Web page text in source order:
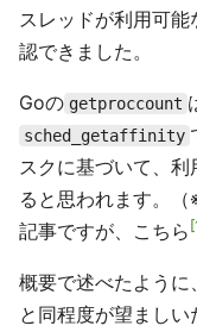
スレッドが利用可
認できました。
Goの getproccount
sched_getaffinity
スクに基づいて、
ると思われます。
記事ですが、こちら
概要で述べたように、
と同程度が望ましい